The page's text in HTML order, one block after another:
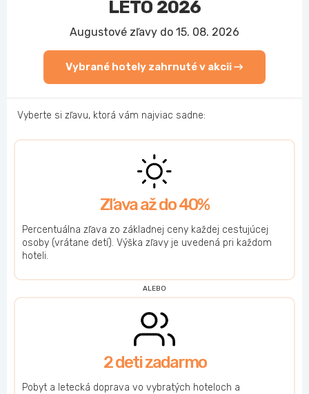
LETO 2026
Augustové zľavy do 15. 08. 2026
Vybrané hotely zahrnuté v akcii →
Vyberte si zľavu, ktorá vám najviac sadne:
Zľava až do 40%
Percentuálna zľava zo základnej ceny každej cestujúcej
osoby (vrátane detí). Výška zľavy je uvedená pri každom
hoteli.
ALEBO
2 deti zadarmo
Pobyt a letecká doprava vo vybratých hoteloch a